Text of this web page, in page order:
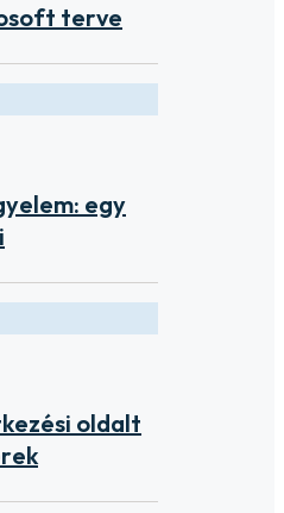
terve
egy
oldalt